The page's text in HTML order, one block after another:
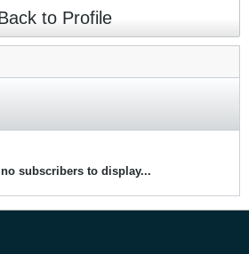
to Profile
subscribers to display...